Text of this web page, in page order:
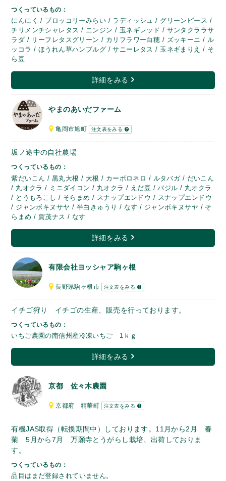
つくっているもの：
にんにく / ブロッコリーみらい / ラディッシュ / グリーンピース /
チリメンチシャレタス / ニンジン / 玉ネギレッド / サンタクララサ
ラダ / リーフレタスグリーン / カリフラワー白穂 / ズッキーニ / ル
ッコラ / ほうれん草ハンブルグ / サニーレタス / 玉ネギまりえ / そ
ら豆
詳細をみる
やまのあいだファーム
亀岡市旭町 注文表をみる
坂ノ途中の自社農場
つくっているもの：
紫だいこん / 黒丸大根 / 大根 / カーボロネロ / ルタバガ / だいこん
/ 丸オクラ / ミニダイコン / 丸オクラ / えだ豆 / バジル / 丸オクラ
/ とうもろこし / そらまめ / スナップエンドウ / スナップエンドウ
/ ジャンボキヌサヤ / 半白きゅうり / なす / ジャンボキヌサヤ / そ
らまめ / 賀茂ナス / なす
詳細をみる
有限会社ヨッシャア駒ヶ根
長野県駒ヶ根市 注文表をみる
イチゴ狩り イチゴの生産、販売を行っております。
つくっているもの：
いちご農園の南信州産冷凍いちご 1ｋｇ
詳細をみる
京都 佐々木農園
京都府 精華町 注文表をみる
有機JAS取得（転換期間中）しております。11月から2月 春
菊 5月から7月 万願寺とうがらし栽培、出荷しておりま
す。
つくっているもの：
品目はまだ登録されていません。